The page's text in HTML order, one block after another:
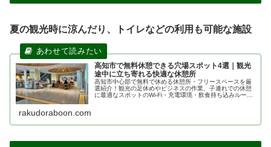
夏の観光時に涼んだり、トイレなどの利用も可能な施設
高知市で無料休憩できる穴場スポット4選｜観光
途中に立ち寄れる快適な休憩所
高知市中心部で無料で休める休憩所・フリースペースを厳
選紹介！観光の足休めやビジネスの作業、子連れでの休憩
に最適なスポットのWi-Fi・充電環境・飲食持ち込みルール
rakudoraboon.com